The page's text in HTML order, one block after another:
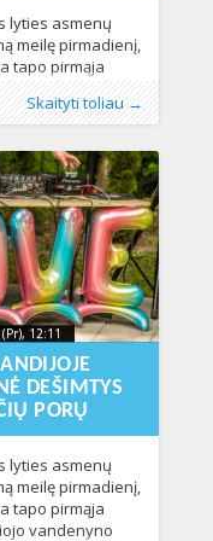
lyties asmenų
meilę pirmadienį,
tapo pirmąja
vandenyno
kurioje
santuokos.
vietos:
skrendančiu
aukštyje,
gėjams ir
pasinaudoti
Plačiau skaitykite
Skaityti toliau →
,Naujienos,
,santuoka,
12:11
12:11
2023-10-
10T11:31:59+00:00
DEŠIMTYS
PORŲ
lyties asmenų
meilę pirmadienį,
tapo pirmąja
vandenyno